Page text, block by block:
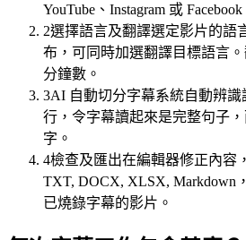
字幕軌
時間對齊 · 樣式範本
登入之後，你會見到這個儀表板。
你所做的每個改動都會即時儲存。
YouTube、Instagram 或
2選擇語言及翻譯選定影片的語
布，可同時加選翻譯目標語言
分鐘數。
3AI 自動切分字幕系統自動辨
行，令字幕讀起來是完整句子
字。
4檢查及匯出在編輯器修正內容
TXT, DOCX, XLSX, Markdown
已燒錄字幕的影片。